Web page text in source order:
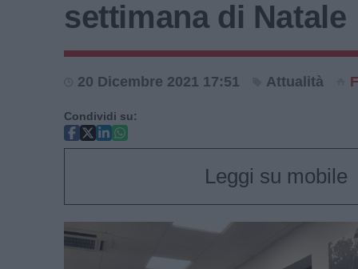
settimana di Natale
20 Dicembre 2021 17:51 Attualità
Condividi su:
Leggi su mobile